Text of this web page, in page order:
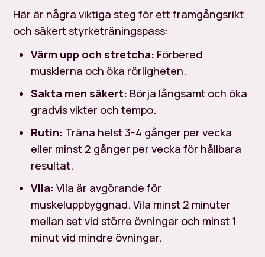
Här är några viktiga steg för ett framgångsrikt
och säkert styrketräningspass:
Värm upp och stretcha: Förbered
musklerna och öka rörligheten.
Sakta men säkert: Börja långsamt och öka
gradvis vikter och tempo.
Rutin: Träna helst 3-4 gånger per vecka
eller minst 2 gånger per vecka för hållbara
resultat.
Vila: Vila är avgörande för
muskeluppbyggnad. Vila minst 2 minuter
mellan set vid större övningar och minst 1
minut vid mindre övningar.